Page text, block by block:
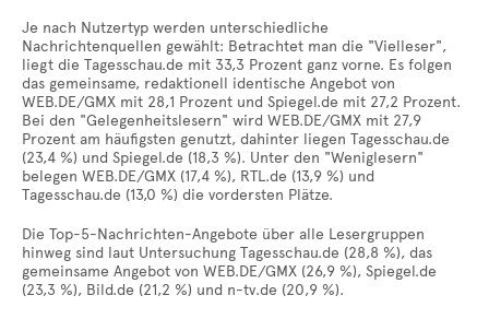
Je nach Nutzertyp werden unterschiedliche
Nachrichtenquellen gewählt: Betrachtet man die "Vielleser",
liegt die Tagesschau.de mit 33,3 Prozent ganz vorne. Es folgen
das gemeinsame, redaktionell identische Angebot von
WEB.DE/GMX mit 28,1 Prozent und Spiegel.de mit 27,2 Prozent.
Bei den "Gelegenheitslesern" wird WEB.DE/GMX mit 27,9
Prozent am häufigsten genutzt, dahinter liegen Tagesschau.de
(23,4 %) und Spiegel.de (18,3 %). Unter den "Weniglesern"
belegen WEB.DE/GMX (17,4 %), RTL.de (13,9 %) und
Tagesschau.de (13,0 %) die vordersten Plätze.
Die Top-5-Nachrichten-Angebote über alle Lesergruppen
hinweg sind laut Untersuchung Tagesschau.de (28,8 %), das
gemeinsame Angebot von WEB.DE/GMX (26,9 %), Spiegel.de
(23,3 %), Bild.de (21,2 %) und n-tv.de (20,9 %).